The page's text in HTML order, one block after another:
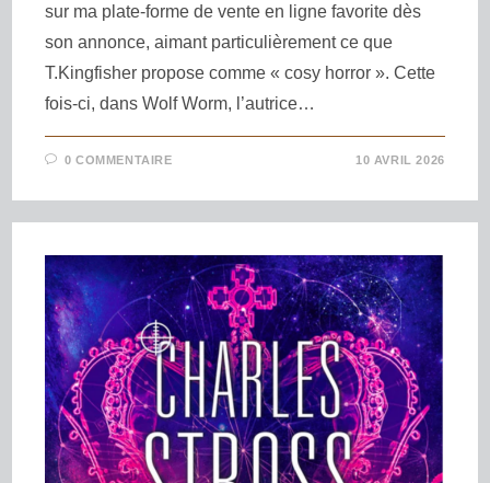
sur ma plate-forme de vente en ligne favorite dès
son annonce, aimant particulièrement ce que
T.Kingfisher propose comme « cosy horror ». Cette
fois-ci, dans Wolf Worm, l’autrice…
0 COMMENTAIRE 10 AVRIL 2026